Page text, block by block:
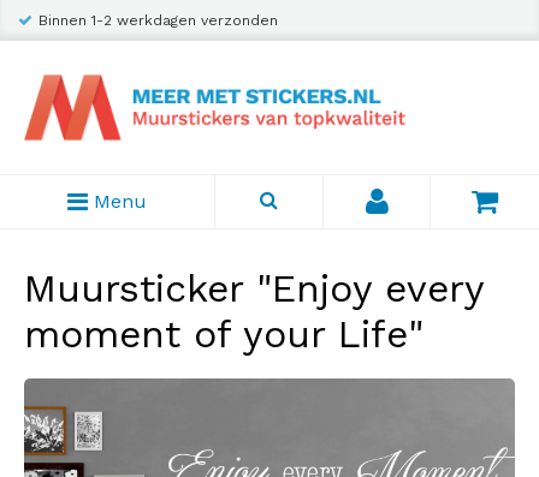
Binnen 1-2 werkdagen verzonden
Menu
Muursticker "Enjoy every
moment of your Life"